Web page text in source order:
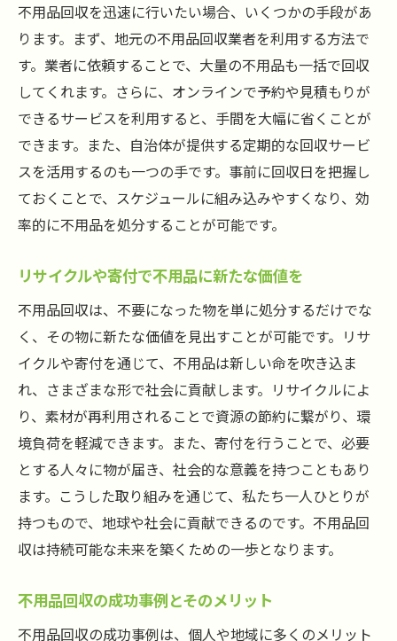
スッキリ暮らしをサポートする不用品回収
日常生活を改善する不用品回収の秘訣
不用品回収から始まる新しい暮らし
手軽に始める不用品回収！暮らしを整理するポ
イント
簡単に始められる不用品回収の手順
手軽に整理できる不用品の見つけ方
不用品回収で暮らしが変わるワケ
暮らしを豊かにする不用品回収の重要性
不用品回収から始める整理生活の第一歩
不用品回収を活用して空間を最大限に！簡単に
取り組む方法
空間を最大限に活用できる不用品回収の魅
力
限られたスペースを有効に使うテクニック
不用品回収で空間を広げる具体的な方法
簡単に取り組める不用品回収のステップ
空間を生かすための不用品回収の工夫
不用品回収を迅速に行いたい場合、いくつかの手段があ
ります。まず、地元の不用品回収業者を利用する方法で
す。業者に依頼することで、大量の不用品も一括で回収
してくれます。さらに、オンラインで予約や見積もりが
できるサービスを利用すると、手間を大幅に省くことが
できます。また、自治体が提供する定期的な回収サービ
スを活用するのも一つの手です。事前に回収日を把握し
ておくことで、スケジュールに組み込みやすくなり、効
率的に不用品を処分することが可能です。
リサイクルや寄付で不用品に新たな価値を
不用品回収は、不要になった物を単に処分するだけでな
く、その物に新たな価値を見出すことが可能です。リサ
イクルや寄付を通じて、不用品は新しい命を吹き込ま
れ、さまざまな形で社会に貢献します。リサイクルによ
り、素材が再利用されることで資源の節約に繋がり、環
境負荷を軽減できます。また、寄付を行うことで、必要
とする人々に物が届き、社会的な意義を持つこともあり
ます。こうした取り組みを通じて、私たち一人ひとりが
持つもので、地球や社会に貢献できるのです。不用品回
収は持続可能な未来を築くための一歩となります。
不用品回収の成功事例とそのメリット
不用品回収の成功事例は、個人や地域に多くのメリット